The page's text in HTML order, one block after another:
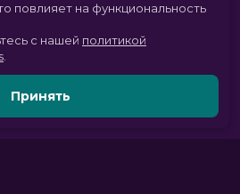
повлияет на функциональность
с нашей политикой
Принять